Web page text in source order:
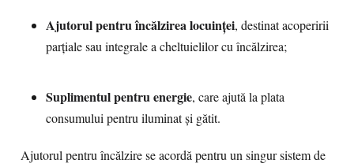
Ajutorul pentru încălzirea locuinței, destinat acoperirii
parțiale sau integrale a cheltuielilor cu încălzirea;
Suplimentul pentru energie, care ajută la plata
consumului pentru iluminat și gătit.
Ajutorul pentru încălzire se acordă pentru un singur sistem de